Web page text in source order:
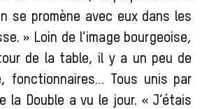
se promène avec eux dans les
» Loin de l’image bourgeoise,
de la table, il y a un peu de
fonctionnaires… Tous unis par
la Double a vu le jour. « J’étais